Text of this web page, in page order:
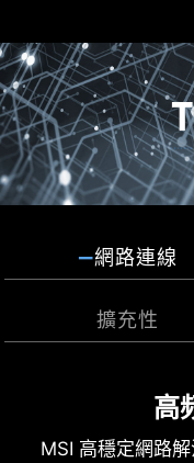
MSI 風扇連接埠擁
否為幫浦或PWM/
Frozr AI 散熱系統
AI 系統會偵測CPU
風扇的轉速，確保
網路連線
擴充性
高
MSI 高穩定網路
因應未
MSI PRO 主板支
搭載第二